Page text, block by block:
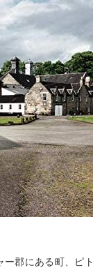
郡にある町、ピ